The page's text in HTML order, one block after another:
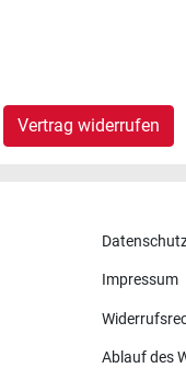
Vertrag widerrufen
Impressum
Ablauf des